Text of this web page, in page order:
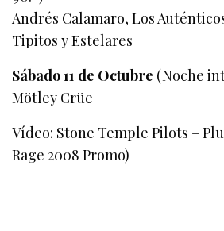
Andrés Calamaro, Los
Tipitos y Estelares
Sábado 11 de Octubre (Noche
Mötley Crüe
Vídeo: Stone Temple Pilots –
Rage 2008 Promo)